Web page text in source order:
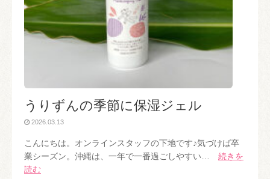
うりずんの季節に保湿ジェル
2026.03.13
こんにちは。オンラインスタッフの下地です♪気づけば卒
業シーズン。沖縄は、一年で一番過ごしやすい… 続きを
読む